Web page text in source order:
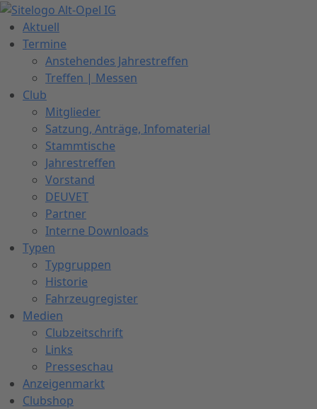
Zum
Inhalt
springen
Aktuell
Termine
Anstehendes Jahrestreffen
Treffen | Messen
Club
Mitglieder
Satzung, Anträge, Infomaterial
Stammtische
Jahrestreffen
Vorstand
DEUVET
Partner
Interne Downloads
Typen
Typgruppen
Historie
Fahrzeugregister
Medien
Clubzeitschrift
Links
Presseschau
Anzeigenmarkt
Clubshop